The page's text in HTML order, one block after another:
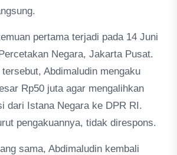
pertama terjadi pada 14 Juni
Negara, Jakarta Pusat.
Abdimaludin mengaku
Rp50 juta agar mengalihkan
dari Istana Negara ke DPR RI.
pengakuannya, tidak direspons.
sama, Abdimaludin kembali